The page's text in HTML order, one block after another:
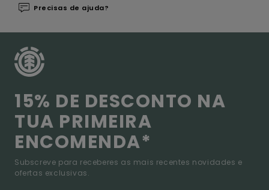
Precisas de ajuda?
15% DE DESCONTO NA
TUA PRIMEIRA
ENCOMENDA*
Subscreve para receberes as mais recentes novidades e
ofertas exclusivas.